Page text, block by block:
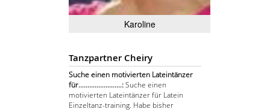
Karoline
Tanzpartner Cheiry
Suche einen motivierten Lateintänzer
für........................:Suche einen
motivierten Lateintänzer für Latein
Einzeltanz-training. Habe bisher